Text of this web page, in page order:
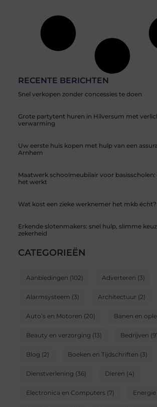
RECENTE BERICHTEN
Snel verkopen zonder concessies te doen
Grote partytent huren in Hilversum met
verwarming
Uw eerste huis kopen met hulp van een
Arnhem
Maatwerk schoolmeubilair voor
het werkt
Wat kost een zieke werknemer het mkb écht?
Erkende slotenmakers: snel hulp, slimme
zekerheid
CATEGORIEËN
Aanbiedingen (102) Adverteren (3)
Alarmsysteem (3) Architectuur (2)
Auto’s en Motoren (20) Banen en
Beauty en verzorging (13) Bedrijven
Blog (2) Boeken en Tijdschriften (3)
Dienstverlening (36) Dieren (4)
Electronica en Computers(7) Energie